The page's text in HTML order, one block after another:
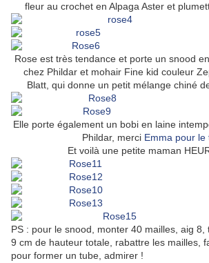
fleur au crochet en Alpaga Aster et
Rose est très tendance et porte un snood
chez Phildar et mohair Fine kid couleur
Blatt, qui donne un petit mélange chiné
Elle porte également un bobi en laine
Phildar, merci Emma pour le
Et voilà une petite maman
PS : pour le snood, monter 40 mailles, aig 8,
9 cm de hauteur totale, rabattre les mailles,
pour former un tube, admirer !